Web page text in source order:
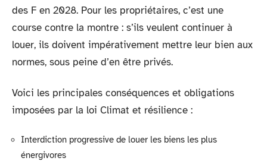
des F en 2028. Pour les propriétaires, c’est une
course contre la montre : s’ils veulent continuer à
louer, ils doivent impérativement mettre leur bien aux
normes, sous peine d’en être privés.
Voici les principales conséquences et obligations
imposées par la loi Climat et résilience :
Interdiction progressive de louer les biens les plus
énergivores